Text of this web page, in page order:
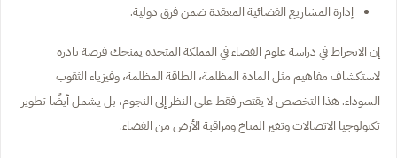
إدارة المشاريع الفضائية المعقدة ضمن فرق دولية.
إن الانخراط في دراسة علوم الفضاء في المملكة المتحدة يمنحك فرصة نادرة
لاستكشاف مفاهيم مثل المادة المظلمة، الطاقة المظلمة، وفيزياء الثقوب
السوداء. هذا التخصص لا يقتصر فقط على النظر إلى النجوم، بل يشمل أيضًا تطوير
تكنولوجيا الاتصالات وتغير المناخ ومراقبة الأرض من الفضاء.